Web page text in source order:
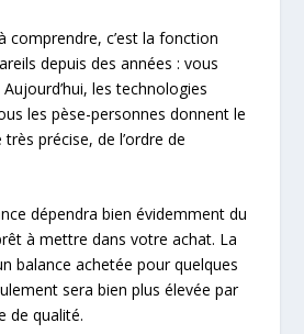
comprendre, c’est la fonction
depuis des années : vous
les technologies
les pèse-personnes donnent le
précise, de l’ordre de
dépendra bien évidemment du
à mettre dans votre achat. La
balance achetée pour quelques
sera bien plus élevée par
de qualité.